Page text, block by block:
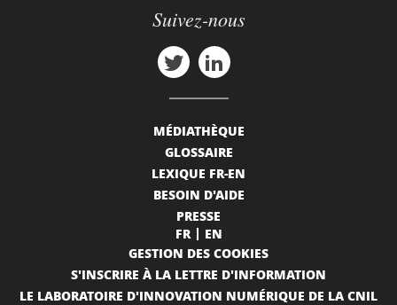
Suivez-nous
MÉDIATHÈQUE
GLOSSAIRE
LEXIQUE FR-EN
BESOIN D'AIDE
PRESSE
FR
EN
GESTION DES COOKIES
S'INSCRIRE À LA LETTRE D'INFORMATION
LE LABORATOIRE D'INNOVATION NUMÉRIQUE DE LA CNIL